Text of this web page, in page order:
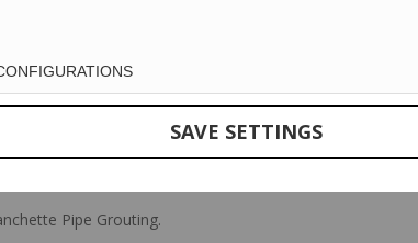
EN SAVOIR PLUS
Pipe Grouting.
SAVE SETTINGS